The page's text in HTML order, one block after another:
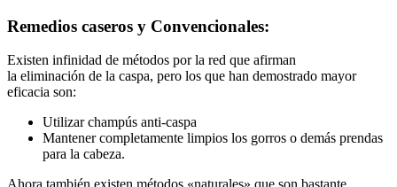
Remedios caseros y Convencionales:
Existen infinidad de métodos por la red que afirman
la eliminación de la caspa, pero los que han demostrado mayor
eficacia son:
Utilizar champús anti-caspa
Mantener completamente limpios los gorros o demás prendas
para la cabeza.